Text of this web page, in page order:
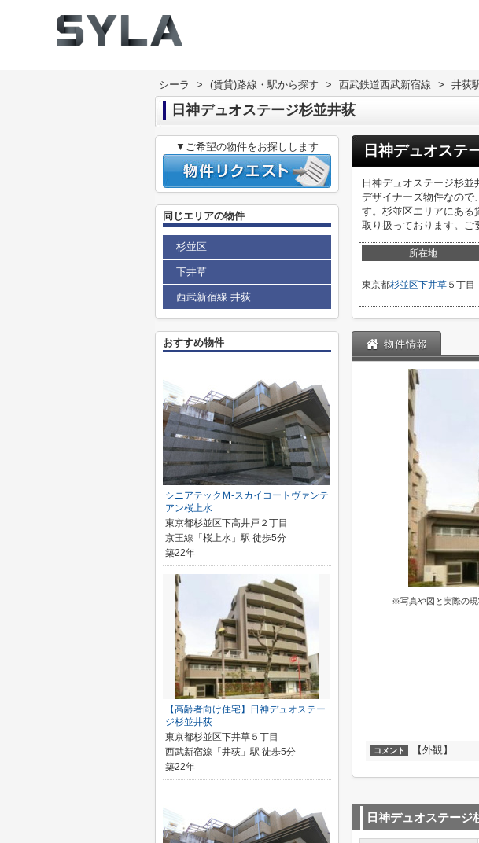
シーラ > (賃貸)路線・駅から探す > 西武鉄道西武新宿線 > 井荻
日神デュオステージ杉並井荻
日神デュオステ
日神デュオステージ杉
デザイナーズ物件なので
す。杉並区エリアにある
取り扱っております。ご
所在地
東京都杉並区下井草 ５丁目
物件情報
※写真や図と実際の
コメント 【外観】
日神デュオステージ
▼ご希望の物件をお探しします
同じエリアの物件
杉並区
下井草
西武新宿線 井荻
おすすめ物件
シニアテックＭ-スカイコートヴァンテ
アン桜上水
東京都杉並区下高井戸２丁目
京王線「桜上水」駅 徒歩5分
築22年
【高齢者向け住宅】日神デュオステー
ジ杉並井荻
東京都杉並区下井草５丁目
西武新宿線「井荻」駅 徒歩5分
築22年